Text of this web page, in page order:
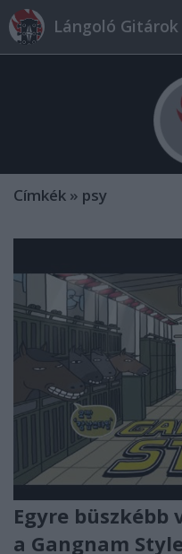
Lángoló Gitárok
Címkék » psy
Egyre
a Gangnam